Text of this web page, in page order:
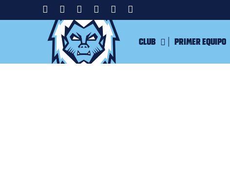
Club Primer equipo